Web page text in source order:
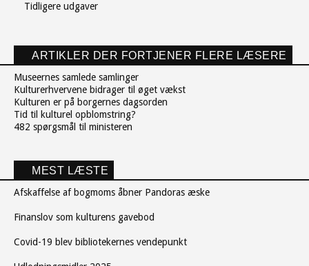
Tidligere udgaver
ARTIKLER DER FORTJENER FLERE LÆSERE
Museernes samlede samlinger
Kulturerhvervene bidrager til øget vækst
Kulturen er på borgernes dagsorden
Tid til kulturel opblomstring?
482 spørgsmål til ministeren
MEST LÆSTE
Afskaffelse af bogmoms åbner Pandoras æske
Finanslov som kulturens gavebod
Covid-19 blev bibliotekernes vendepunkt